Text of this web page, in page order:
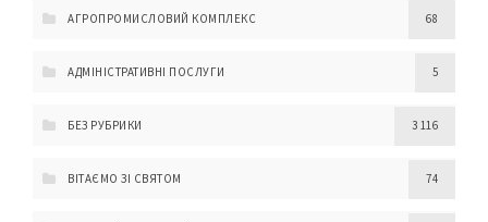
АГРОПРОМИСЛОВИЙ КОМПЛЕКС 68
АДМІНІСТРАТИВНІ ПОСЛУГИ 5
БЕЗ РУБРИКИ 3 116
ВІТАЄМО ЗІ СВЯТОМ 74